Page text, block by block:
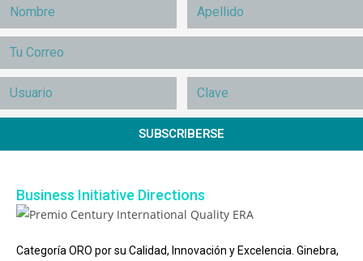
SUBSCRIBERSE
Business Initiative Directions
Categoría ORO por su Calidad, Innovación y Excelencia. Ginebra,